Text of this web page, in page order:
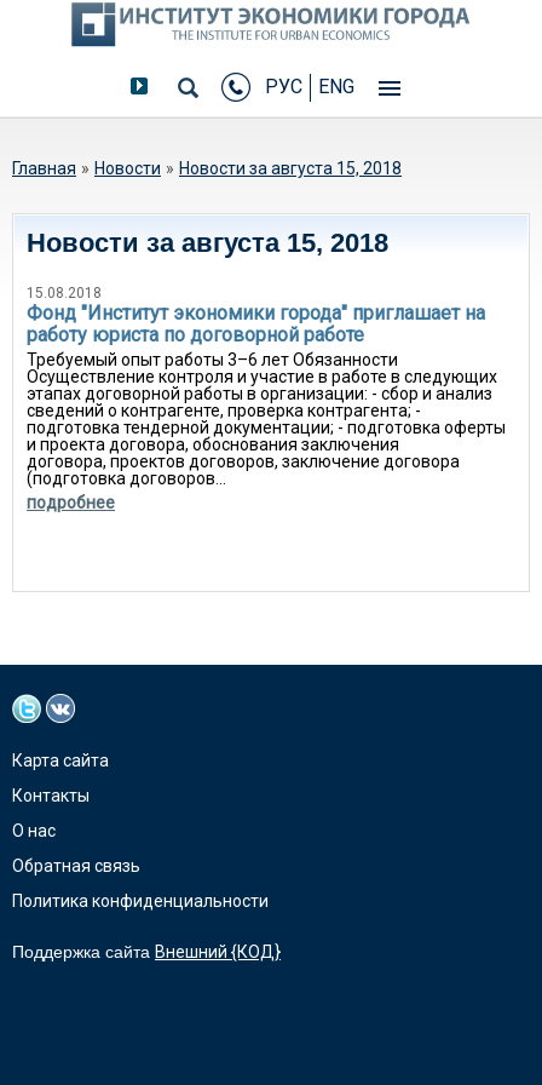
РУС ENG
Вы здесь
Главная » Новости » Новости за августа 15, 2018
Новости за августа 15, 2018
15.08.2018
Фонд "Институт экономики города" приглашает на
работу юриста по договорной работе
Требуемый опыт работы 3–6 лет Обязанности
Осуществление контроля и участие в работе в следующих
этапах договорной работы в организации: - сбор и анализ
сведений о контрагенте, проверка контрагента; -
подготовка тендерной документации; - подготовка оферты
и проекта договора, обоснования заключения
договора, проектов договоров, заключение договора
(подготовка договоров...
подробнее
Карта сайта
Контакты
О нас
Обратная связь
Политика конфиденциальности
Поддержка сайта Внешний {КОД}